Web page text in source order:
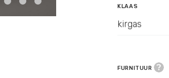
KLAAS
kirgas
FURNITUUR